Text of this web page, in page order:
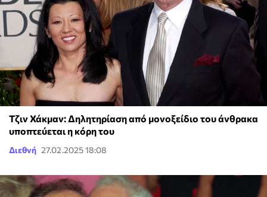
Τζιν Χάκμαν: Δηλητηρίαση από μονοξείδιο του άνθρακα
υποπτεύεται η κόρη του
Διεθνή 27.02.2025 18:08